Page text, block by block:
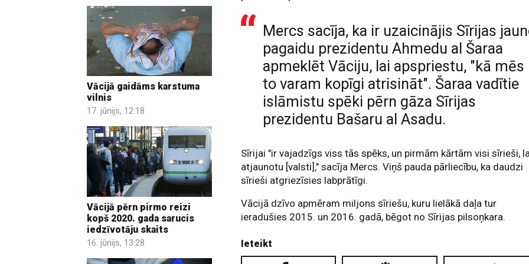
Vācijā gaidāms karstuma
vilnis
17. jūnijs, 12:18
Vācijā pērn pirmo reizi
kopš 2020. gada sarucis
iedzīvotāju skaits
16. jūnijs, 13:28
Mercs sacīja, ka ir uzaicinājis Sīrijas
pagaidu prezidentu Ahmedu al Šaraa
apmeklēt Vāciju, lai apspriestu, "kā mēs
to varam kopīgi atrisināt". Šaraa vadītie
islāmistu spēki pērn gāza Sīrijas
prezidentu Bašaru al Asadu.
Sīrijai "ir vajadzīgs viss tās spēks, un pirmām kārtām visi sīrieši,
atjaunotu [valsti]," sacīja Mercs. Viņš pauda pārliecību, ka daudzi
sīrieši atgriezīsies labprātīgi.
Vācijā dzīvo apmēram miljons sīriešu, kuru lielākā daļa tur
ieradušies 2015. un 2016. gadā, bēgot no Sīrijas pilsoņkara.
Ieteikt